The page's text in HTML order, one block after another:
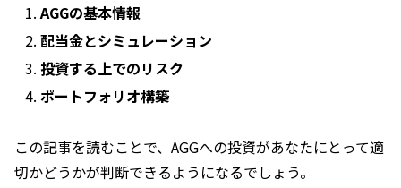
AGGの基本情報
配当金とシミュレーション
投資する上でのリスク
ポートフォリオ構築
この記事を読むことで、AGGへの投資があなたにとって適
切かどうかが判断できるようになるでしょう。